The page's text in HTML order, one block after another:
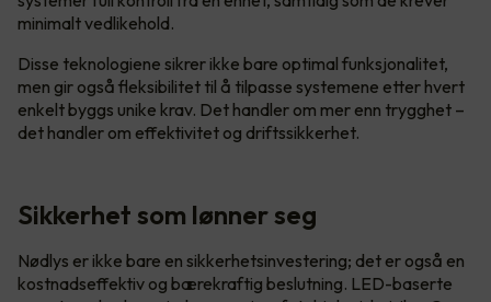
minimalt vedlikehold.
Disse teknologiene sikrer ikke bare optimal funksjonalitet,
men gir også fleksibilitet til å tilpasse systemene etter hvert
enkelt byggs unike krav. Det handler om mer enn trygghet –
det handler om effektivitet og driftssikkerhet.
Sikkerhet som lønner seg
Nødlys er ikke bare en sikkerhetsinvestering; det er også en
kostnadseffektiv og bærekraftig beslutning. LED-baserte